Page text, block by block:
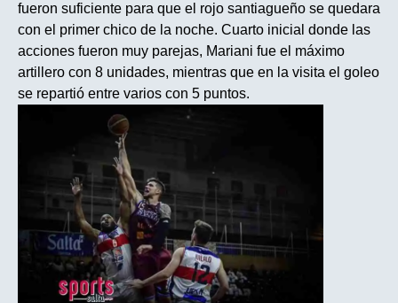
fueron suficiente para que el rojo santiagueño se quedara
con el primer chico de la noche. Cuarto inicial donde las
acciones fueron muy parejas, Mariani fue el máximo
artillero con 8 unidades, mientras que en la visita el goleo
se repartió entre varios con 5 puntos.